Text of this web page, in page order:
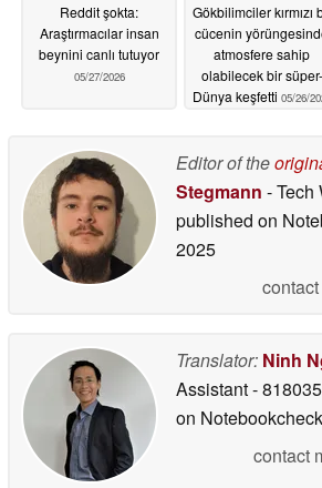
Reddit şokta:
Araştırmacılar insan
beynini canlı tutuyor
05/27/2026
Gökbilimciler kırmızı
cücenin
atmosfere sahip
olabilecek bir süper-
Dünya keşfetti 05/26/
Editor of the
Stegmann - Tech
published on
2025
Translator: Ninh
Assistant-
on Notebookcheck
contact